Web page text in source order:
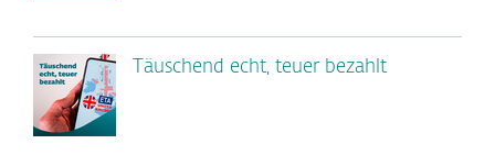
Täuschend echt, teuer bezahlt